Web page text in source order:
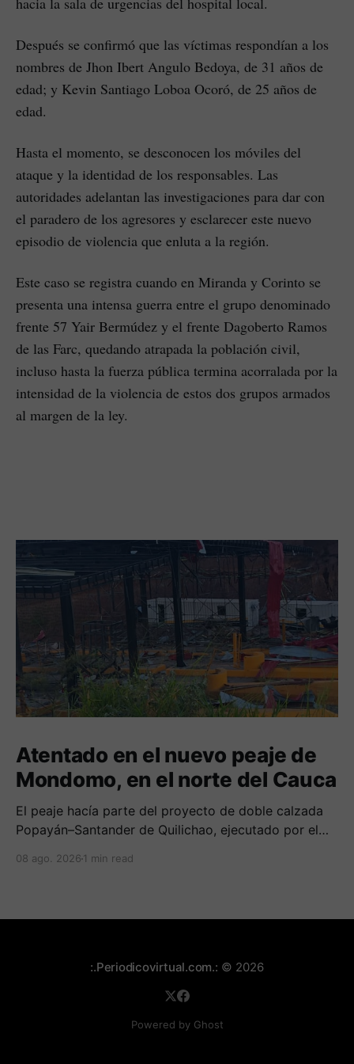
Después se confirmó que las víctimas respondían a los
nombres de Jhon Ibert Angulo Bedoya, de 31 años de
edad; y Kevin Santiago Loboa Ocoró, de 25 años de
edad.
Hasta el momento, se desconocen los móviles del
ataque y la identidad de los responsables. Las
autoridades adelantan las investigaciones para dar con
el paradero de los agresores y esclarecer este nuevo
episodio de violencia que enluta a la región.
Este caso se registra cuando en Miranda y Corinto se
presenta una intensa guerra entre el grupo denominado
frente 57 Yair Bermúdez y el frente Dagoberto Ramos
de las Farc, quedando atrapada la población civil,
incluso hasta la fuerza pública termina acorralada por la
intensidad de la violencia de estos dos grupos armados
al margen de la ley.
Atentado en el nuevo peaje de
Mondomo, en el norte del Cauca
El peaje hacía parte del proyecto de doble calzada
Popayán–Santander de Quilichao, ejecutado por el
08 ago. 2026 1 min read
:.Periodicovirtual.com.: © 2026
Powered by Ghost